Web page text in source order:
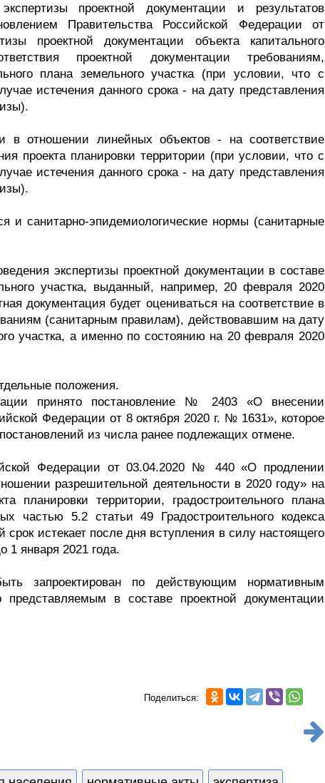
проектной документации и результатов
Правительства Российской Федерации от
проектной документации объекта капитального
проектной документации требованиям,
плана земельного участка (при условии, что с
истечения данного срока - на дату представления
в отношении линейных объектов - на соответствие
проекта планировки территории (при условии, что с
истечения данного срока - на дату представления
и санитарно-эпидемиологические нормы (санитарные
экспертизы проектной документации в составе
участка, выданный, например, 20 февраля 2020
документация будет оцениваться на соответствие в
(санитарным правилам), действовавшим на дату
участка, а именно по состоянию на 20 февраля 2020
положения.
принято постановление № 2403 «О внесении
Федерации от 8 октября 2020 г. № 1631», которое
из числа ранее подлежащих отмене.
Федерации от 03.04.2020 № 440 «О продлении
разрешительной деятельности в 2020 году» на
планировки территории, градостроительного плана
частью 5.2 статьи 49 Градостроительного кодекса
истекает после дня вступления в силу настоящего
1 января 2021 года.
запроектирован по действующим нормативным
в составе проектной документации
Поделиться: